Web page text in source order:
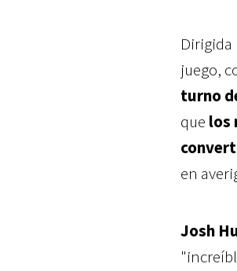
Dirigida
juego,
turno
que los
en
Josh